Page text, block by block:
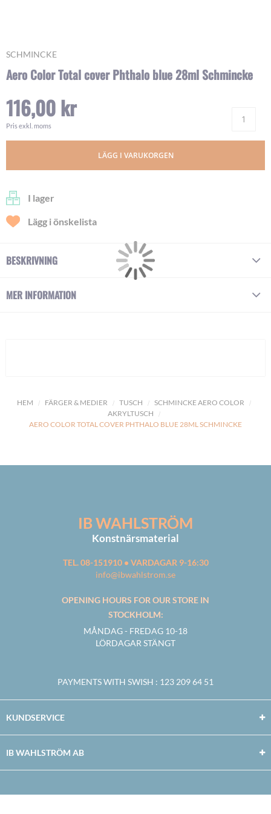
HEM FÄRGER & MEDIER TUSCH
SCHMINCKE AERO COLOR
AKRYLTUSCH
AERO COLOR TOTAL COVER PHTHALO BLUE 28ML SCHMINCKE
SCHMINCKE
Aero Color Total cover Phthalo blue 28ml Schmincke
116,00 kr
Pris exkl. moms
LÄGG I VARUKORGEN
I lager
Lägg i önskelista
Skip
the
of
images
BESKRIVNING
MER INFORMATION
IB WAHLSTRÖM
Konstnärsmaterial
TEL. 08-151910 • VARDAGAR 9-16:30
info@ibwahlstrom.se
OPENING HOURS FOR OUR STORE IN
STOCKHOLM:
MÅNDAG - FREDAG 10-18
LÖRDAGAR STÄNGT
PAYMENTS WITH SWISH : 123 209 64 51
KUNDSERVICE
IB WAHLSTRÖM AB
Facebook
TwitterYoutubeInstagram